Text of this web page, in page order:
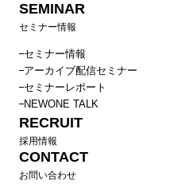
SEMINAR
セミナー情報
セミナー情報
アーカイブ配信セミナー
セミナーレポート
NEWONE TALK
RECRUIT
採用情報
CONTACT
お問い合わせ